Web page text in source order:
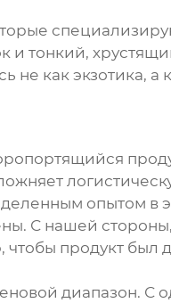
и тонкий,
не как экзотика, а
опытом в
С нашей
чтобы продукт был
диапазон. С